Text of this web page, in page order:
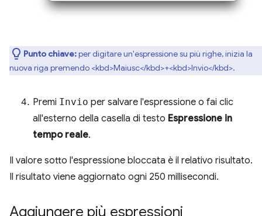
Punto chiave:per digitare un'espressione su più righe, inizia la
nuova riga premendo <kbd>Maiusc</kbd>+<kbd>Invio</kbd>.
Premi Invio per salvare l'espressione o fai clic
all'esterno della casella di testo Espressione in
tempo reale.
Il valore sotto l'espressione bloccata è il relativo risultato.
Il risultato viene aggiornato ogni 250 millisecondi.
Aggiungere più espressioni